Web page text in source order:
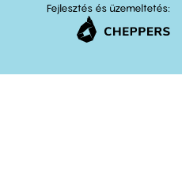
Fejlesztés és üzemeltetés: